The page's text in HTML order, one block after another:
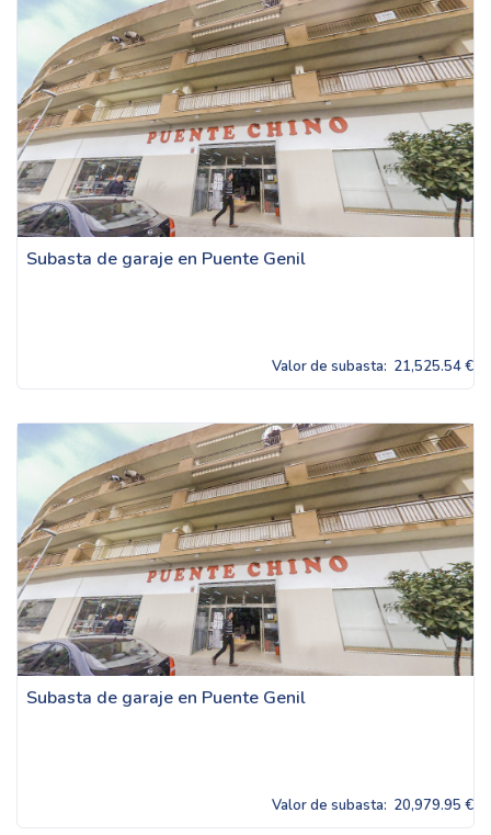
Subasta de garaje en Puente Genil
Valor de subasta: 21,525.54 €
Subasta de garaje en Puente Genil
Valor de subasta: 20,979.95 €